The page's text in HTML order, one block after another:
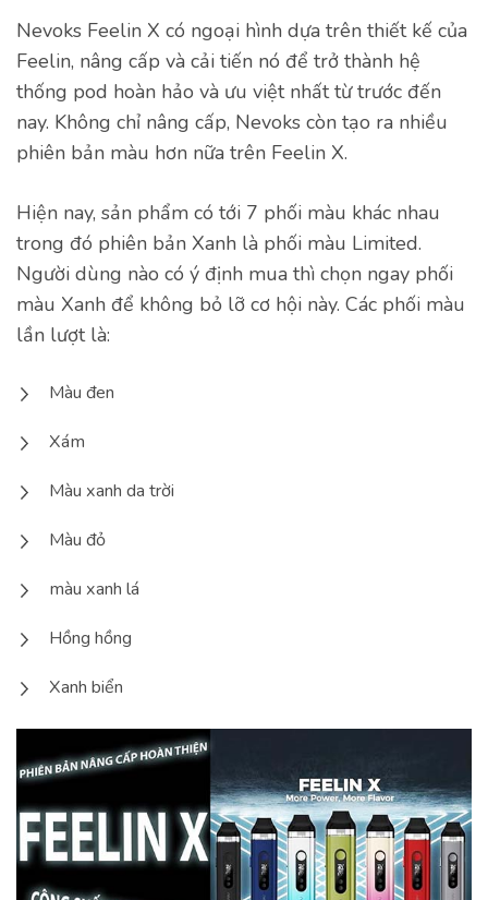
Nevoks Feelin X có ngoại hình dựa trên thiết kế của
Feelin, nâng cấp và cải tiến nó để trở thành hệ
thống pod hoàn hảo và ưu việt nhất từ trước đến
nay. Không chỉ nâng cấp, Nevoks còn tạo ra nhiều
phiên bản màu hơn nữa trên Feelin X.
Hiện nay, sản phẩm có tới 7 phối màu khác nhau
trong đó phiên bản Xanh là phối màu Limited.
Người dùng nào có ý định mua thì chọn ngay phối
màu Xanh để không bỏ lỡ cơ hội này. Các phối màu
lần lượt là:
Màu đen
Xám
Màu xanh da trời
Màu đỏ
màu xanh lá
Hồng hồng
Xanh biển